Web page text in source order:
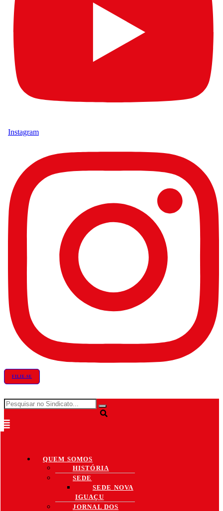
Instagram
FILIE-SE
QUEM SOMOS
HISTÓRIA
SEDE
SEDE NOVA
IGUAÇU
JORNAL DOS